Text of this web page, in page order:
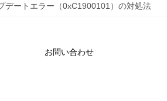
ートエラー（0xC1900101）の対処法
お問い合わせ